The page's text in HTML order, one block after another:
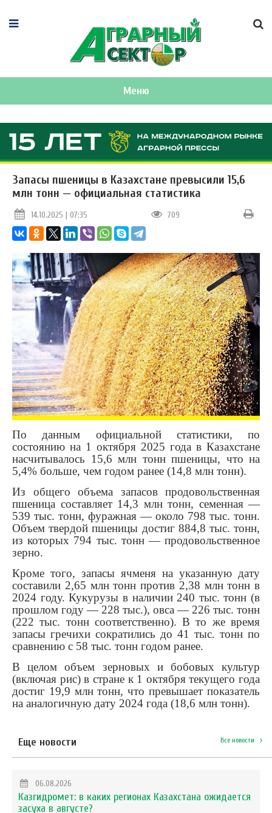
Меню
Запасы пшеницы в Казахстане превысили 15,6
млн тонн — официальная статистика
14.10.2025 | 07:35 709
По данным официальной статистики, по
состоянию на 1 октября 2025 года в Казахстане
насчитывалось 15,6 млн тонн пшеницы, что на
5,4% больше, чем годом ранее (14,8 млн тонн).
Из общего объема запасов продовольственная
пшеница составляет 14,3 млн тонн, семенная —
539 тыс. тонн, фуражная — около 798 тыс. тонн.
Объем твердой пшеницы достиг 884,8 тыс. тонн,
из которых 794 тыс. тонн — продовольственное
зерно.
Кроме того, запасы ячменя на указанную дату
составили 2,65 млн тонн против 2,38 млн тонн в
2024 году. Кукурузы в наличии 240 тыс. тонн (в
прошлом году — 228 тыс.), овса — 226 тыс. тонн
(222 тыс. тонн соответственно). В то же время
запасы гречихи сократились до 41 тыс. тонн по
сравнению с 58 тыс. тонн годом ранее.
В целом объем зерновых и бобовых культур
(включая рис) в стране к 1 октября текущего года
достиг 19,9 млн тонн, что превышает показатель
на аналогичную дату 2024 года (18,6 млн тонн).
Еще новости Все новости
06.08.2026
Казгидромет: в каких регионах Казахстана ожидается
засуха в августе?